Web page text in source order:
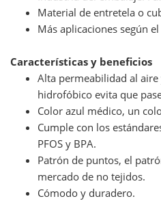
Material de entretela o
Más aplicaciones según
Características y beneficios
Alta permeabilidad al aire
hidrofóbico evita que
Color azul médico, un
Cumple con los
PFOS y BPA.
Patrón de puntos, el
mercado de no tejidos.
Cómodo y duradero.